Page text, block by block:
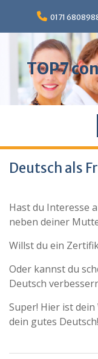
content
0171
TOP7
Deutsch als
Hast du Interesse
neben deiner
Willst du ein
Oder kannst du
Deutsch
Super! Hier ist
dein gutes Deutsch!